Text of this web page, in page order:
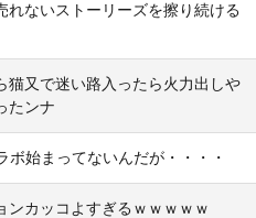
れないストーリーズを擦り続ける
猫又で迷い路入ったら火力出しや
たンナ
ボ始まってないんだが・・・・
ンカッコよすぎるｗｗｗｗｗ